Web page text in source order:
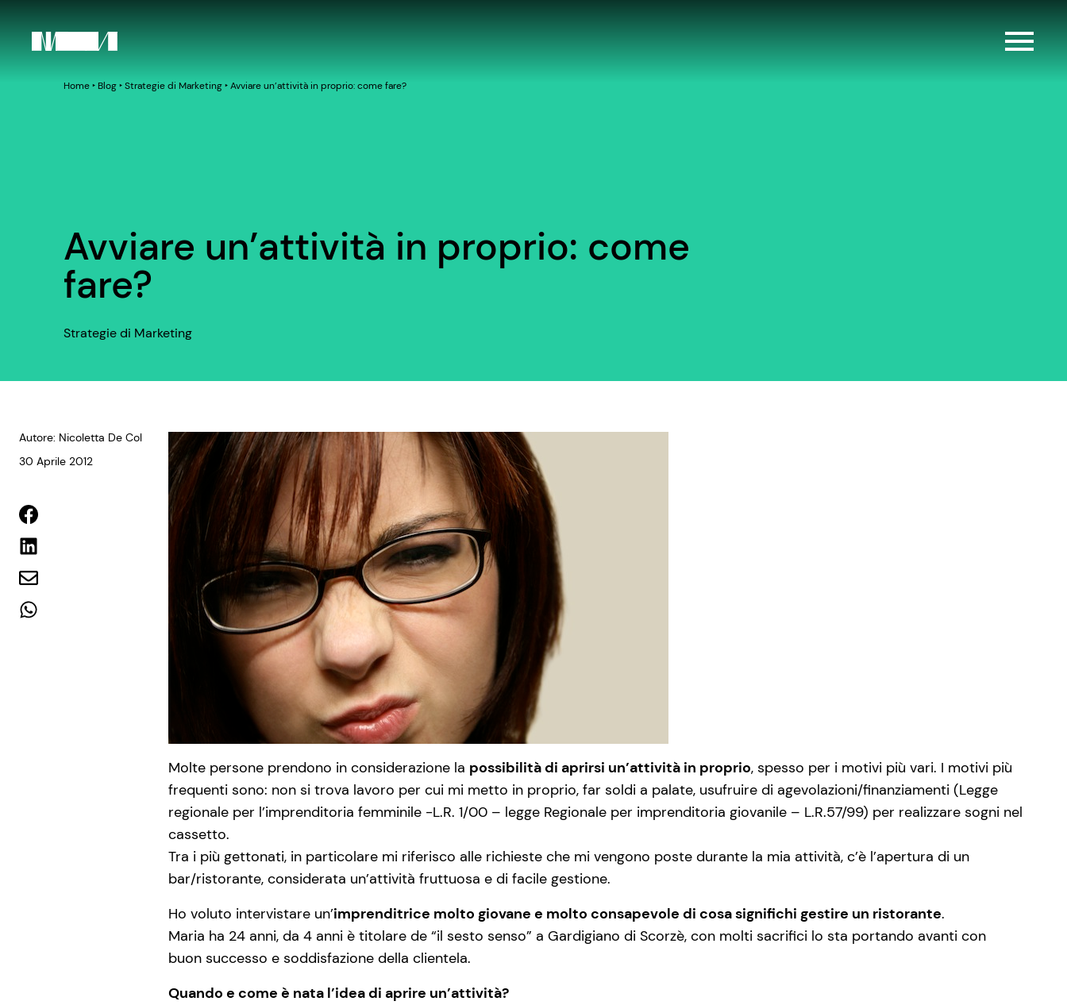
Home‣ Blog‣Strategie di Marketing‣Avviare un’attività in proprio: come fare?
Avviare un’attività in proprio: come
fare?
Strategie di Marketing
Autore: Nicoletta De Col
30 Aprile 2012
Molte persone prendono in considerazione la possibilità di aprirsi un’attività in proprio, spesso per i motivi più vari. I motivi più
frequenti sono: non si trova lavoro per cui mi metto in proprio, far soldi a palate, usufruire di agevolazioni/finanziamenti (Legge
regionale per l’imprenditoria femminile -L.R. 1/00 – legge Regionale per imprenditoria giovanile – L.R.57/99) per realizzare sogni nel
cassetto.
Tra i più gettonati, in particolare mi riferisco alle richieste che mi vengono poste durante la mia attività, c’è l’apertura di un
bar/ristorante, considerata un’attività fruttuosa e di facile gestione.
Ho voluto intervistare un’imprenditrice molto giovane e molto consapevole di cosa significhi gestire un ristorante.
Maria ha 24 anni, da 4 anni è titolare de “il sesto senso” a Gardigiano di Scorzè, con molti sacrifici lo sta portando avanti con
buon successo e soddisfazione della clientela.
Quando e come è nata l’idea di aprire un’attività?